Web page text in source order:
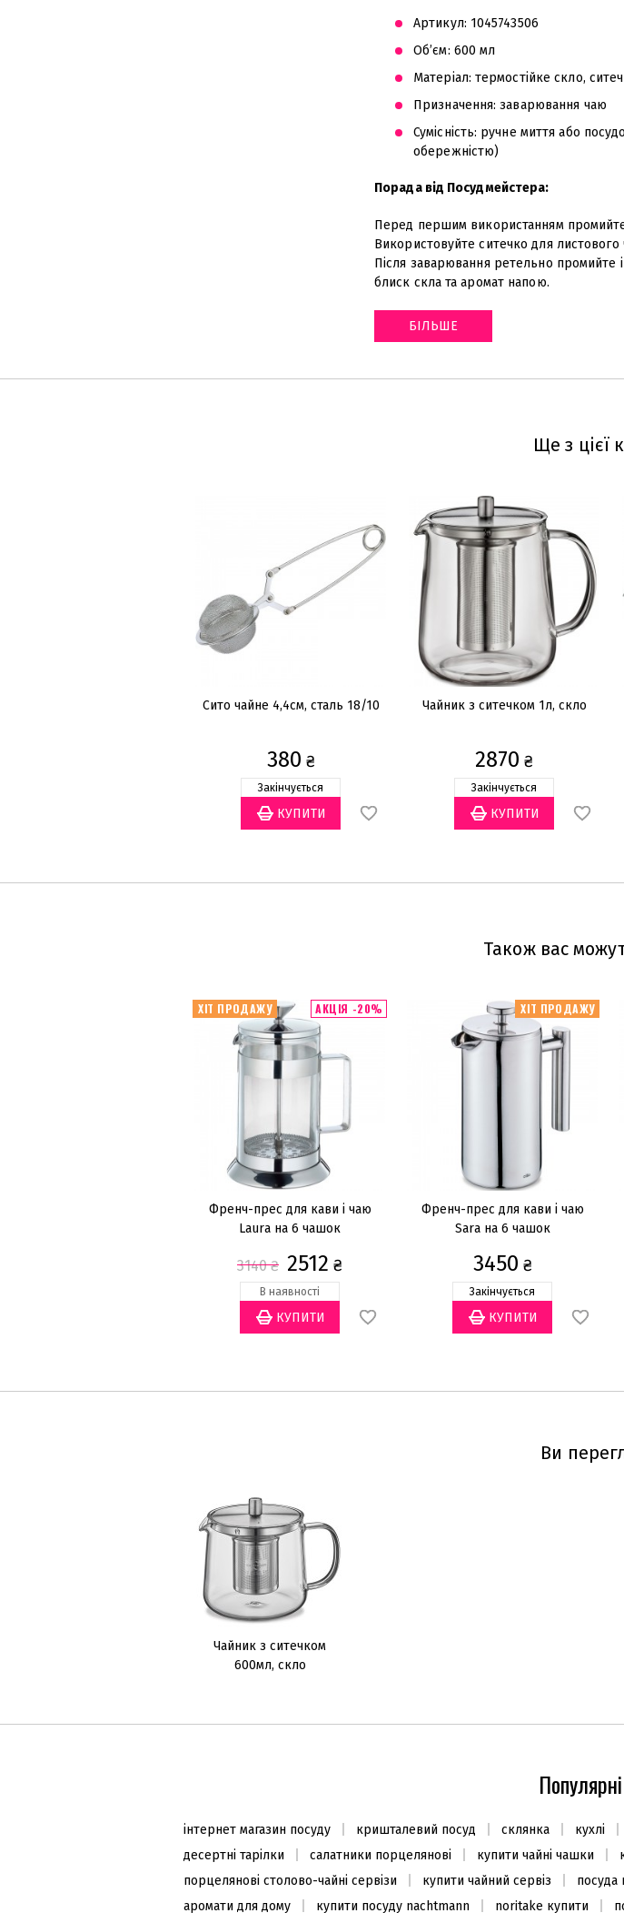
Артикул: 1045743506
Об’єм: 600 мл
Матеріал: термостійке скло,
Призначення: заварювання чаю
Сумісність: ручне миття або
обережністю)
Порада від Посудмейстера:
Перед першим використанням
Використовуйте ситечко для
Після заварювання ретельно промийте
блиск скла та аромат напою.
БІЛЬШЕ
Ще з цієї
Сито чайне 4,4см, сталь 18/10
380 ₴
Закінчується
Чайник з ситечком 1л, скло
2870 ₴
Закінчується
Також вас
ХІТ ПРОДАЖУ АКЦІЯ -20%
Френч-прес для кави і чаю
Laura на 6 чашок
3140₴ 2512 ₴
В наявності
ХІТ ПРОДАЖУ
Френч-прес для кави і чаю
Sara на 6 чашок
3450 ₴
Закінчується
Ви
Чайник з ситечком
600мл, скло
інтернет магазин посуду кришталевий посуд склянка кухлі
десертні тарілки
салатники порцелянові купити чайні чашки
порцелянові столово-чайні сервізи
купити чайний сервіз посуда
аромати для дому
купити посуду nachtmann noritake купити